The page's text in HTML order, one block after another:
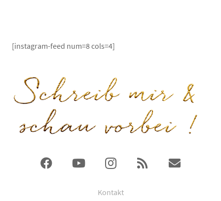
[instagram-feed num=8 cols=4]
Kontakt